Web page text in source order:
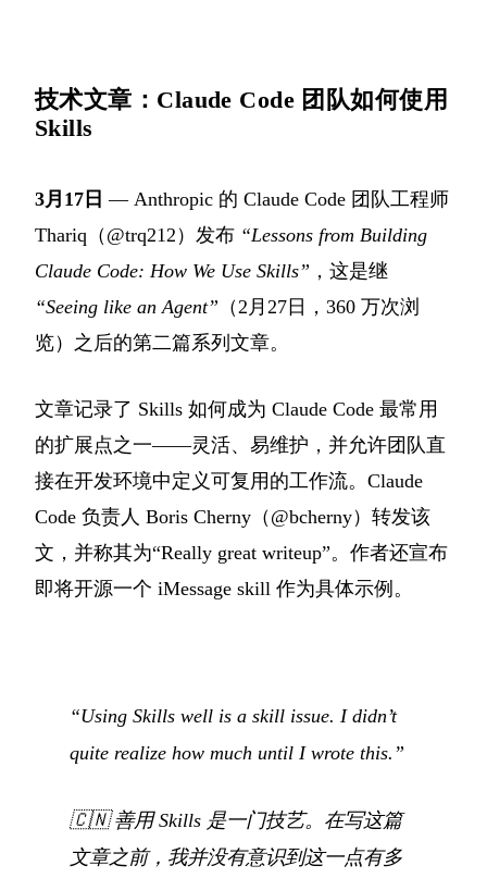
技术文章：Claude Code 团队如何使用
Skills
3月17日 — Anthropic 的 Claude Code 团队工程师
Thariq（@trq212）发布 “Lessons from Building
Claude Code: How We Use Skills” ，这是继
“Seeing like an Agent” （2月27日，360 万次浏
览）之后的第二篇系列文章。
文章记录了 Skills 如何成为 Claude Code 最常用
的扩展点之一——灵活、易维护，并允许团队直
接在开发环境中定义可复用的工作流。Claude
Code 负责人 Boris Cherny（@bcherny）转发该
文，并称其为“Really great writeup”。作者还宣布
即将开源一个 iMessage skill 作为具体示例。
“Using Skills well is a skill issue. I didn’t
quite realize how much until I wrote this.”
🇨🇳善用 Skills 是一门技艺。在写这篇
文章之前，我并没有意识到这一点有多